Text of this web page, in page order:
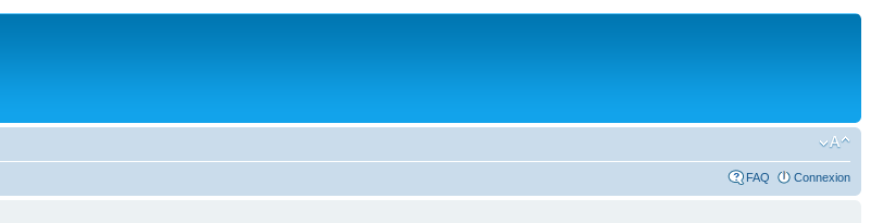
FAQ Connexion